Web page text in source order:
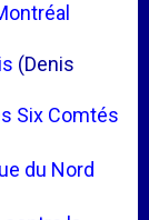
(Denis
Six Comtés
du Nord